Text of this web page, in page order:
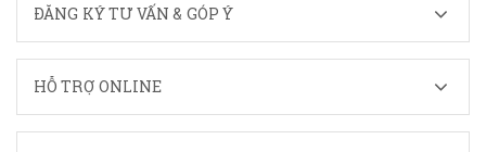
ĐĂNG KÝ TƯ VẤN & GÓP Ý
HỖ TRỢ ONLINE